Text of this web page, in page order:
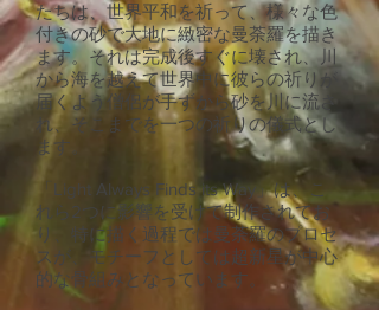
たちは、世界平和を祈って、様々な色
付きの砂で大地に緻密な曼荼羅を描き
ます。それは完成後すぐに壊され、川
から海を越えて世界中に彼らの祈りが
届くよう僧侶が手ずから砂を川に流さ
れ、そこまでを一つの祈りの儀式とし
ます。
「Light Always Finds its Way」は、こ
れら2つに影響を受けて制作されてお
り、特に描く過程では曼荼羅のプロセ
スが、モチーフとしては超新星が中心
的な骨組みとなっています。